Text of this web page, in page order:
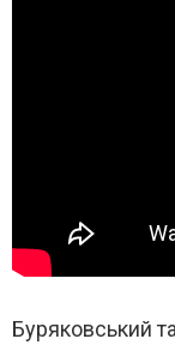
Буряковський